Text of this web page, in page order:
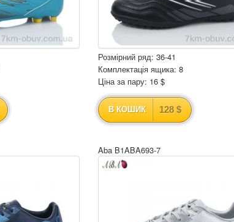
Розмірний ряд: 36-41
Комплектація ящика: 8
Ціна за пару: 16 $
В КОШИК 128 $
Aba B1ABA693-7